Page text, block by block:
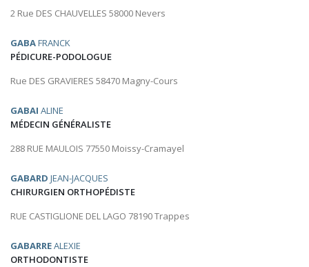
2 Rue DES CHAUVELLES 58000 Nevers
GABAFRANCK
PÉDICURE-PODOLOGUE
Rue DES GRAVIERES 58470 Magny-Cours
GABAI ALINE
MÉDECIN GÉNÉRALISTE
288 RUE MAULOIS 77550 Moissy-Cramayel
GABARD JEAN-JACQUES
CHIRURGIEN ORTHOPÉDISTE
RUE CASTIGLIONE DEL LAGO 78190 Trappes
GABARREALEXIE
ORTHODONTISTE